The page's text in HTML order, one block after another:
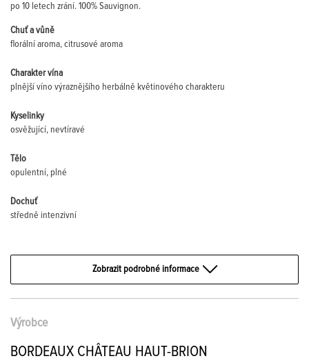
po 10 letech zrání. 100% Sauvignon.
Chuť a vůně
florální aroma, citrusové aroma
Charakter vína
plnější víno výraznějšího herbálně květinového charakteru
Kyselinky
osvěžující, nevtíravé
Tělo
opulentní, plné
Dochuť
středně intenzivní
Zobrazit podrobné informace
Výrobce
BORDEAUX CHÂTEAU HAUT-BRION